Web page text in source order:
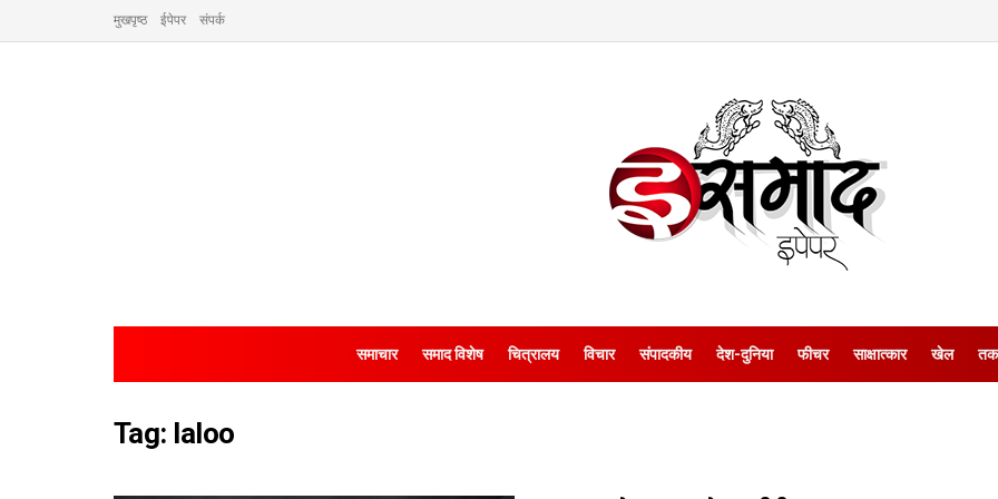
मुखपृष्ठ ईपेपर संपर्क
समाचार समाद विशेष चित्रालय विचार संपादकीय देश-दुनिया फीचर साक्षात्‍कार खेल
Tag: laloo